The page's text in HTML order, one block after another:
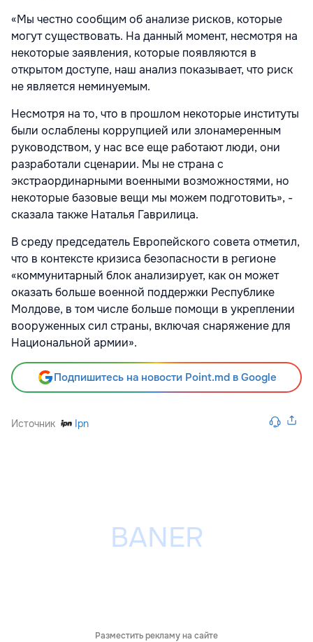
«Мы честно сообщим об анализе рисков, которые
могут существовать. На данный момент, несмотря на
некоторые заявления, которые появляются в
открытом доступе, наш анализ показывает, что риск
не является неминуемым.
Несмотря на то, что в прошлом некоторые институты
были ослаблены коррупцией или злонамеренным
руководством, у нас все еще работают люди, они
разработали сценарии. Мы не страна с
экстраординарными военными возможностями, но
некоторые базовые вещи мы можем подготовить», -
сказала также Наталья Гаврилица.
В среду председатель Европейского совета отметил,
что в контексте кризиса безопасности в регионе
«коммунитарный блок анализирует, как он может
оказать больше военной поддержки Республике
Молдове, в том числе больше помощи в укреплении
вооруженных сил страны, включая снаряжение для
Национальной армии».
Подпишитесь на новости Point.md в Google
Источник Ipn
Разместить рекламу на сайте